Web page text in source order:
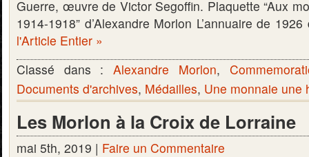
Guerre, œuvre de Victor Segoffin. Plaquette “Aux
1914-1918” d’Alexandre Morlon L’annuaire de
l'Article Entier »
Classé dans :Alexandre Morlon,
Documents d'archives, Médailles, Une monnaie une
Les Morlon à la Croix de Lorraine
mai 5th, 2019 | Faire un Commentaire